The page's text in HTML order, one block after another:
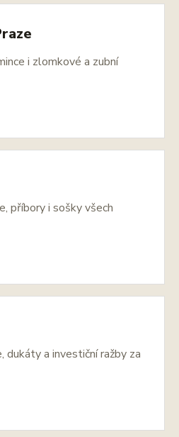
i zlomkové a zubní
příbory i sošky všech
dukáty a investiční ražby za